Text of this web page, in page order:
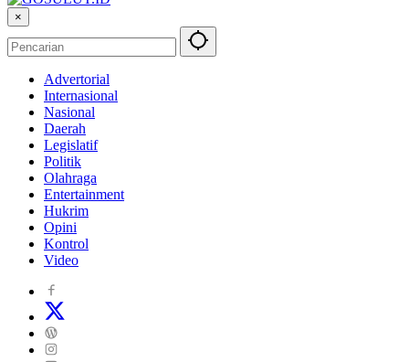
×
Advertorial
Internasional
Nasional
Daerah
Legislatif
Politik
Olahraga
Entertainment
Hukrim
Opini
Kontrol
Video